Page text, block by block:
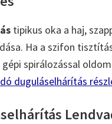
tipikus oka a haj,
Ha a szifon
spirálozással
duguláselhárítás